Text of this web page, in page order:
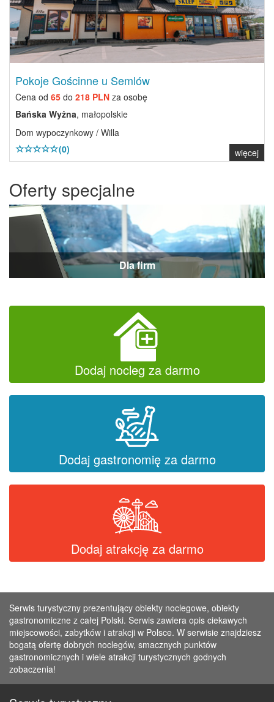
Pokoje Gościnne u Semlów
Cena od 65 do 218 PLN za osobę
Bańska Wyżna, małopolskie
Dom wypoczynkowy / Willa
(0)
więcej
Oferty specjalne
Dla firm
Dodaj nocleg za darmo
Dodaj gastronomię za darmo
Dodaj atrakcję za darmo
Serwis turystyczny prezentujący obiekty noclegowe, obiekty
gastronomiczne z całej Polski. Serwis zawiera opis ciekawych
miejscowości, zabytków i atrakcji w Polsce. W serwisie znajdziesz
bogatą ofertę dobrych noclegów, smacznych punktów
gastronomicznych i wiele atrakcji turystycznych godnych
zobaczenia!